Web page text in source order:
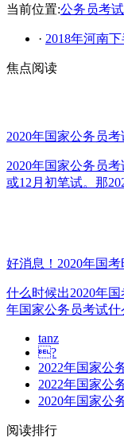
当前位置:公务员考
· 2018年河南
焦点阅读
2020年国家公务员
2020年国家公务员
或12月初笔试。那
好消息！2020年国考
什么时候出2020年
年国家公务员考试什
tanz
?
2022年国家公
2022年国家公
2020年国家公
阅读排行